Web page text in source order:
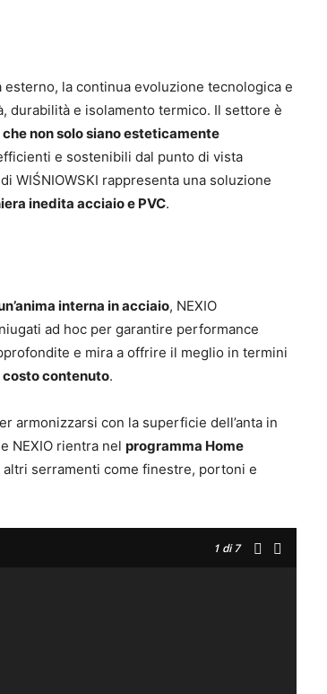
la continua evoluzione tecnologica e
durabilità e isolamento termico. Il settore è
non solo siano esteticamente
e sostenibili dal punto di vista
di WIŚNIOWSKI rappresenta una soluzione
inedita acciaio e PVC.
interna in acciaio, NEXIO
ad hoc per garantire performance
e mira a offrire il meglio in termini
contenuto.
armonizzarsi con la superficie dell’anta in
NEXIO rientra nel programma Home
serramenti come finestre, portoni e
1 di 7